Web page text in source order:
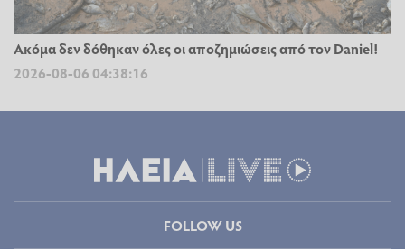
Ακόμα δεν δόθηκαν όλες οι αποζημιώσεις από τον Daniel!
2026-08-06 04:38:16
FOLLOW US